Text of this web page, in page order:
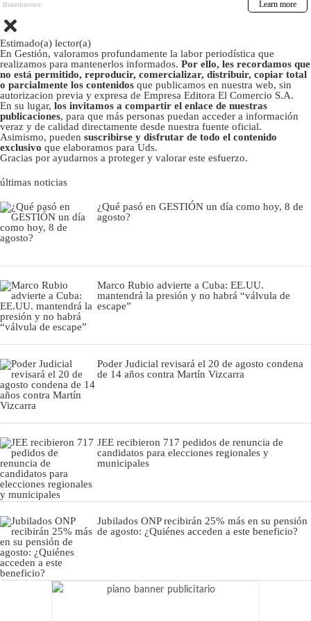
Estimado(a) lector(a)
En Gestión, valoramos profundamente la labor periodística que
realizamos para mantenerlos informados. Por ello, les recordamos que
no está permitido, reproducir, comercializar, distribuir, copiar total
o parcialmente los contenidos que publicamos en nuestra web, sin
autorizacion previa y expresa de Empresa Editora El Comercio S.A.
En su lugar, los invitamos a compartir el enlace de nuestras
publicaciones, para que más personas puedan acceder a información
veraz y de calidad directamente desde nuestra fuente oficial.
Asimismo, pueden suscribirse y disfrutar de todo el contenido
exclusivo que elaboramos para Uds.
Gracias por ayudarnos a proteger y valorar este esfuerzo.
últimas noticias
¿Qué pasó en GESTIÓN un día como hoy, 8 de
agosto?
Marco Rubio advierte a Cuba: EE.UU.
mantendrá la presión y no habrá “válvula de
escape”
Poder Judicial revisará el 20 de agosto condena
de 14 años contra Martín Vizcarra
JEE recibieron 717 pedidos de renuncia de
candidatos para elecciones regionales y
municipales
Jubilados ONP recibirán 25% más en su pensión
de agosto: ¿Quiénes acceden a este beneficio?